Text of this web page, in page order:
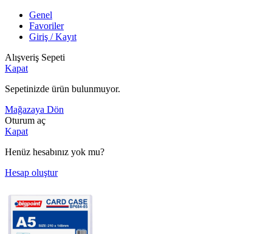
Genel
Favoriler
Giriş / Kayıt
Alışveriş Sepeti
Kapat
Sepetinizde ürün bulunmuyor.
Mağazaya Dön
Oturum aç
Kapat
Henüz hesabınız yok mu?
Hesap oluştur